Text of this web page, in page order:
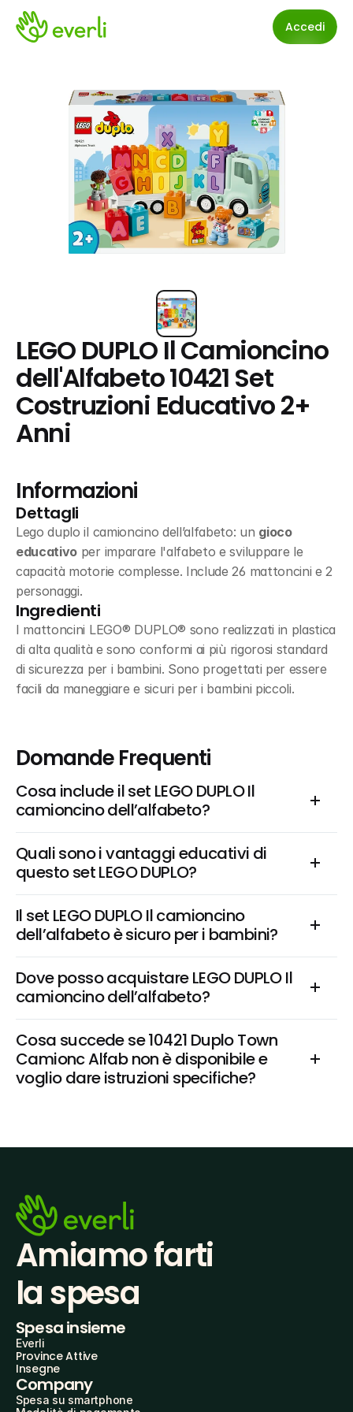
Accedi
LEGO DUPLO Il Camioncino
dell'Alfabeto 10421 Set
Costruzioni Educativo 2+
Anni
Informazioni
Dettagli
Lego duplo il camioncino dell’alfabeto: un gioco
educativo per imparare l'alfabeto e sviluppare le
capacità motorie complesse. Include 26 mattoncini e 2
personaggi.
Ingredienti
I mattoncini LEGO® DUPLO® sono realizzati in plastica
di alta qualità e sono conformi ai più rigorosi standard
di sicurezza per i bambini. Sono progettati per essere
facili da maneggiare e sicuri per i bambini piccoli.
Domande Frequenti
Cosa include il set LEGO DUPLO Il
camioncino dell’alfabeto?
Quali sono i vantaggi educativi di
questo set LEGO DUPLO?
Il set LEGO DUPLO Il camioncino
dell’alfabeto è sicuro per i bambini?
Dove posso acquistare LEGO DUPLO Il
camioncino dell’alfabeto?
Cosa succede se 10421 Duplo Town
Camionc Alfab non è disponibile e
voglio dare istruzioni specifiche?
Amiamo farti
la spesa
Spesa insieme
Everli
Province Attive
Insegne
Company
Spesa su smartphone